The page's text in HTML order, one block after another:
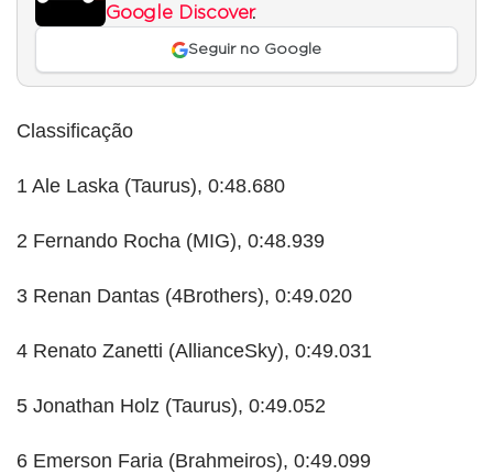
Google Discover.
Seguir no Google
Classificação
1 Ale Laska (Taurus), 0:48.680
2 Fernando Rocha (MIG), 0:48.939
3 Renan Dantas (4Brothers), 0:49.020
4 Renato Zanetti (AllianceSky), 0:49.031
5 Jonathan Holz (Taurus), 0:49.052
6 Emerson Faria (Brahmeiros), 0:49.099